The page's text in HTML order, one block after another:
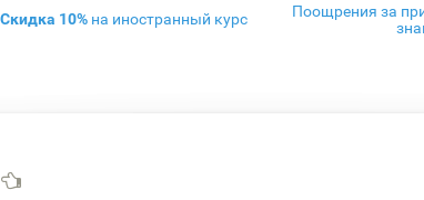
Скидка 10%на иностранный курс
Поощрения за